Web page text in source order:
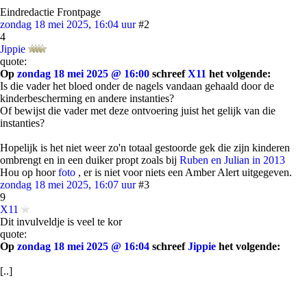
Eindredactie Frontpage
zondag 18 mei 2025, 16:04 uur #2
4
Jippie
quote:
Op zondag 18 mei 2025 @ 16:00 schreefX11 het volgende:
Is die vader het bloed onder de nagels vandaan gehaald door de
kinderbescherming en andere instanties?
Of bewijst die vader met deze ontvoering juist het gelijk van die
instanties?
Hopelijk is het niet weer zo'n totaal gestoorde gek die zijn kinderen
ombrengt en in een duiker propt zoals bij Ruben en Julian in 2013
Hou op hoorfoto , er is niet voor niets een Amber Alert uitgegeven.
zondag 18 mei 2025, 16:07 uur #3
9
X11
Dit invulveldje is veel te kor
quote:
Op zondag 18 mei 2025 @ 16:04 schreefJippie het volgende:
[..]